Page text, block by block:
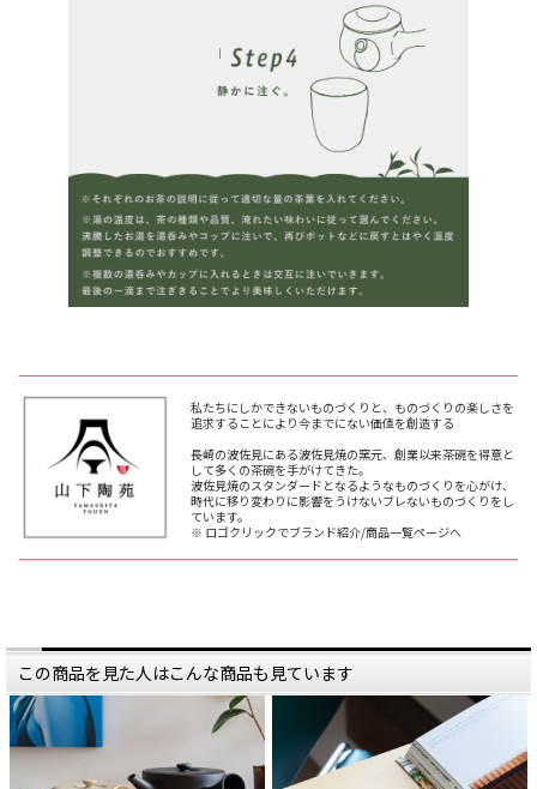
私たちにしかできないものづくりと、ものづくりの楽しさを
追求することにより今までにない価値を創造する
長崎の波佐見にある波佐見焼の窯元、創業以来茶碗を得意と
して多くの茶碗を手がけてきた。
波佐見焼のスタンダードとなるようなものづくりを心がけ、
時代に移り変わりに影響をうけないブレないものづくりをし
ています。
※ ロゴクリックでブランド紹介/商品一覧ページへ
この商品を見た人はこんな商品も見ています